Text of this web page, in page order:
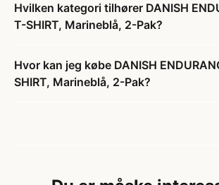
Hvilken kategori tilhører DANISH
T-SHIRT, Marineblå, 2-Pak?
Hvor kan jeg købe DANISH
SHIRT, Marineblå, 2-Pak?